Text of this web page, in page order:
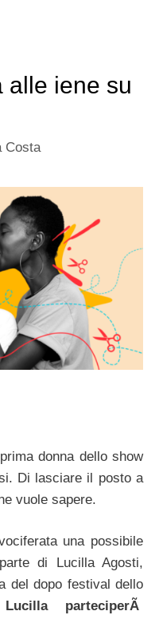
alle iene su
Costa
donna dello show
Di lasciare il posto a
vuole sapere.
una possibile
di Lucilla Agosti,
del dopo festival dello
parteciperÃ